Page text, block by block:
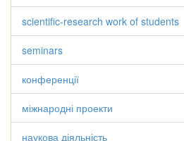
scientific-research work of students
seminars
конференції
міжнародні проекти
наукова діяльність